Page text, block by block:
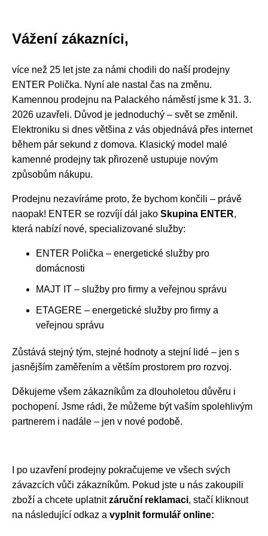
Vážení zákazníci,
více než 25 let jste za námi chodili do naší prodejny
ENTER Polička. Nyní ale nastal čas na změnu.
Kamennou prodejnu na Palackého náměstí jsme k 31. 3.
2026 uzavřeli. Důvod je jednoduchý – svět se změnil.
Elektroniku si dnes většina z vás objednává přes internet
během pár sekund z domova. Klasický model malé
kamenné prodejny tak přirozeně ustupuje novým
způsobům nákupu.
Prodejnu nezavíráme proto, že bychom končili – právě
naopak! ENTER se rozvíjí dál jako Skupina ENTER,
která nabízí nové, specializované služby:
ENTER Polička – energetické služby pro
domácnosti
MAJT IT – služby pro firmy a veřejnou správu
ETAGERE – energetické služby pro firmy a
veřejnou správu
Zůstává stejný tým, stejné hodnoty a stejní lidé – jen s
jasnějším zaměřením a větším prostorem pro rozvoj.
Děkujeme všem zákazníkům za dlouholetou důvěru i
pochopení. Jsme rádi, že můžeme být vaším spolehlivým
partnerem i nadále – jen v nové podobě.
I po uzavření prodejny pokračujeme ve všech svých
závazcích vůči zákazníkům. Pokud jste u nás zakoupili
zboží a chcete uplatnitzáruční reklamaci, stačí kliknout
na následující odkaz a vyplnit formulář online: